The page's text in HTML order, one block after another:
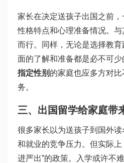
家长在决定送孩子出国之前
性格特点和心理准备情况。
而行。同样，无论是选择教
面的了解和准备都是必不可
指定性别 的家庭也应多方对
务。
三、出国留学给家庭带
很多家长以为送孩子到国外
和就业的竞争压力。但实际
进严出”的政策。入学或许不